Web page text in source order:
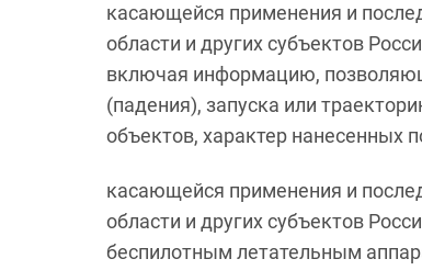
касающейся применения и
области и других субъектов
включая информацию,
(падения), запуска или
объектов, характер нанесенных
касающейся применения и
области и других субъектов
беспилотным летательным